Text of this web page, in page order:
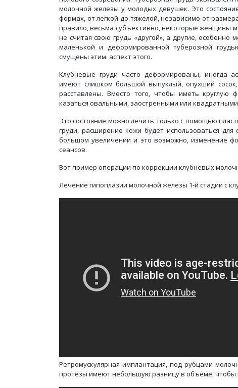
молочной железы у молодых девушек. Это
формах, от легкой до тяжелой, независимо от
правило, весьма субъективно, некоторые женщины
не считая свою грудь «другой», а другие,
маленькой и деформированной туберозной
смущены этим. аспект этого.
Клубневые груди часто деформированы, иногда
имеют слишком большой выпуклый, опухший
расставлены. Вместо того, чтобы иметь круглую
казаться овальными, заостренными или
Это состояние можно лечить только с помощью
груди, расширение кожи будет использоваться
большом увеличении и это возможно, изменение
сеансов.
Вот пример операции по коррекции клубневых
Лечение гипоплазии молочной железы 1-й стадии с
Ретромускулярная имплантация, под рубцами
протезы имеют небольшую разницу в объеме,